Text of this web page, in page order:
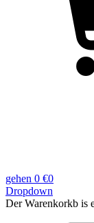
gehen 0 €0
Dropdown
Der Warenkorkb is